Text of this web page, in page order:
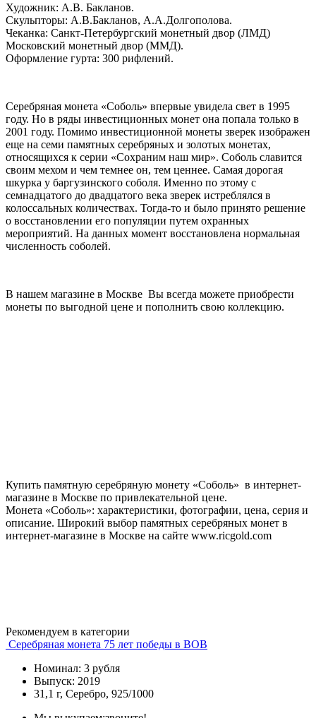
Художник: А.В. Бакланов.
Скульпторы: А.В.Бакланов, А.А.Долгополова.
Чеканка: Санкт-Петербургский монетный двор (ЛМД)
Московский монетный двор (ММД).
Оформление гурта: 300 рифлений.
Серебряная монета «Соболь» впервые увидела свет в 1995
году. Но в ряды инвестиционных монет она попала только в
2001 году. Помимо инвестиционной монеты зверек изображен
еще на семи памятных серебряных и золотых монетах,
относящихся к серии «Сохраним наш мир». Соболь славится
своим мехом и чем темнее он, тем ценнее. Самая дорогая
шкурка у баргузинского соболя. Именно по этому с
семнадцатого до двадцатого века зверек истреблялся в
колоссальных количествах. Тогда-то и было принято решение
о восстановлении его популяции путем охранных
мероприятий. На данных момент восстановлена нормальная
численность соболей.
В нашем магазине в Москве Вы всегда можете приобрести
монеты по выгодной цене и пополнить свою коллекцию.
Купить памятную серебряную монету «Соболь» в интернет-
магазине в Москве по привлекательной цене.
Монета «Соболь»: характеристики, фотографии, цена, серия и
описание. Широкий выбор памятных серебряных монет в
интернет-магазине в Москве на сайте www.ricgold.com
Рекомендуем в категории
Серебряная монета 75 лет победы в ВОВ
Номинал: 3 рубля
Выпуск: 2019
31,1 г, Серебро, 925/1000